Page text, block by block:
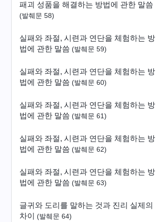
패괴 성품을 해결하는 방법에 관한 말씀
(발췌문 58)
실패와 좌절, 시련과 연단을 체험하는 방
법에 관한 말씀 (발췌문 59)
실패와 좌절, 시련과 연단을 체험하는 방
법에 관한 말씀 (발췌문 60)
실패와 좌절, 시련과 연단을 체험하는 방
법에 관한 말씀 (발췌문 61)
실패와 좌절, 시련과 연단을 체험하는 방
법에 관한 말씀 (발췌문 62)
실패와 좌절, 시련과 연단을 체험하는 방
법에 관한 말씀 (발췌문 63)
글귀와 도리를 말하는 것과 진리 실제의
차이
(발췌문 64)